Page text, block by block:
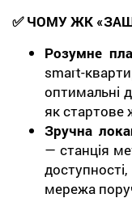
✅ ЧОМУ ЖК
Розумне
smart-
оптимальні
як стартове
Зручна
— станція
мережа